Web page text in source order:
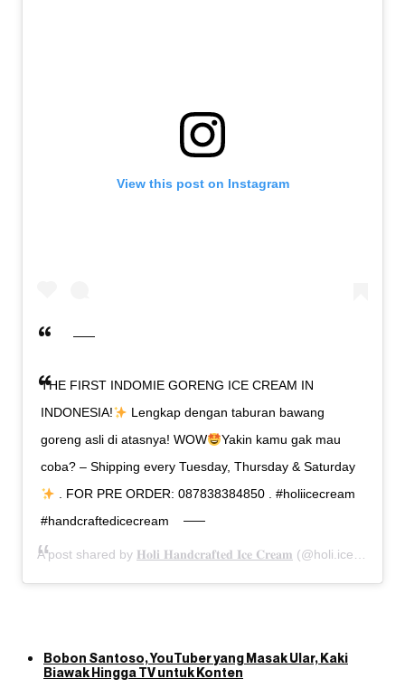
View this post on Instagram
THE FIRST INDOMIE GORENG ICE CREAM IN
INDONESIA!
Lengkap dengan taburan bawang
goreng asli di atasnya! WOW
Yakin kamu gak mau
coba? – Shipping every Tuesday, Thursday & Saturday
. FOR PRE ORDER: 087838384850 . #holiicecream
#handcraftedicecream
A post shared by 𝐇𝐨𝐥𝐢 𝐇𝐚𝐧𝐝𝐜𝐫𝐚𝐟𝐭𝐞𝐝 𝐈𝐜𝐞 𝐂𝐫𝐞𝐚𝐦 (@holi.icecream) on
Bobon Santoso, YouTuber yang Masak Ular, Kaki
Biawak Hingga TV untuk Konten